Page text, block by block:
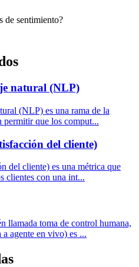
de sentimiento?
natural (NLP)
(NLP) es una rama de la
permitir que los comput...
del cliente)
del cliente) es una métrica que
clientes con una int...
llamada toma de control humana,
a agente en vivo) es ...